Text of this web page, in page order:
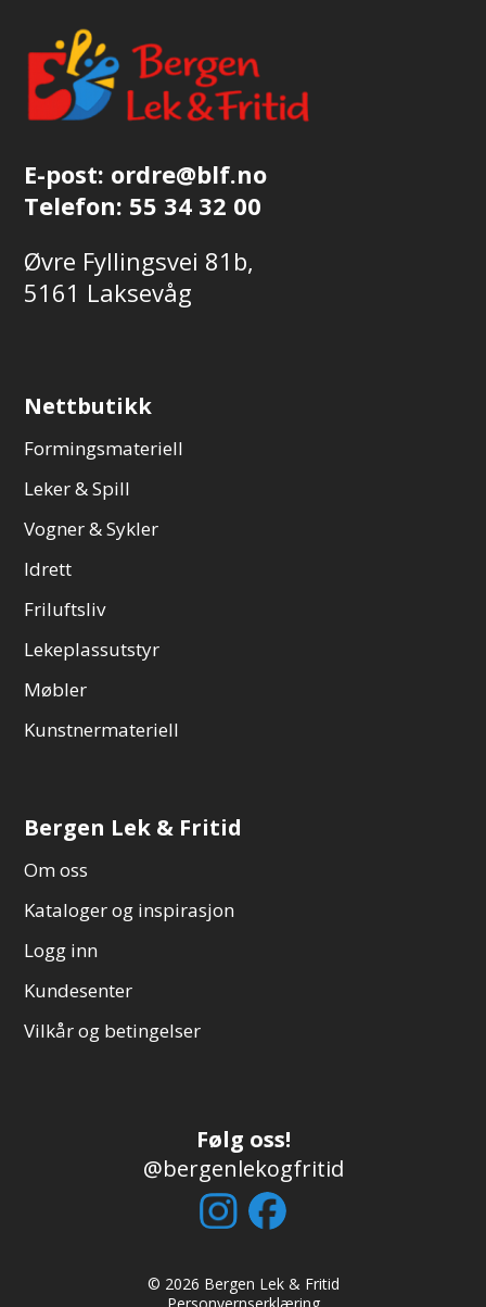
E-post: ordre@blf.no
Telefon: 55 34 32 00
Øvre Fyllingsvei 81b,
5161 Laksevåg
Nettbutikk
Formingsmateriell
Leker & Spill
Vogner & Sykler
Idrett
Friluftsliv
Lekeplassutstyr
Møbler
Kunstnermateriell
Bergen Lek & Fritid
Om oss
Kataloger og inspirasjon
Logg inn
Kundesenter
Vilkår og betingelser
Følg oss!
@bergenlekogfritid
© 2026 Bergen Lek & Fritid